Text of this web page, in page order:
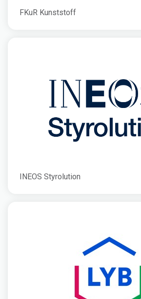
FKuR Kunststoff
INEOS Styrolution